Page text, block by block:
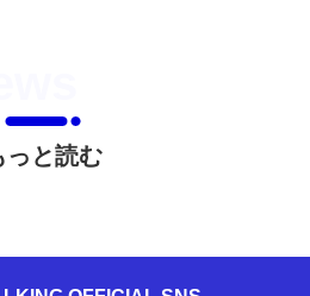
っと読む